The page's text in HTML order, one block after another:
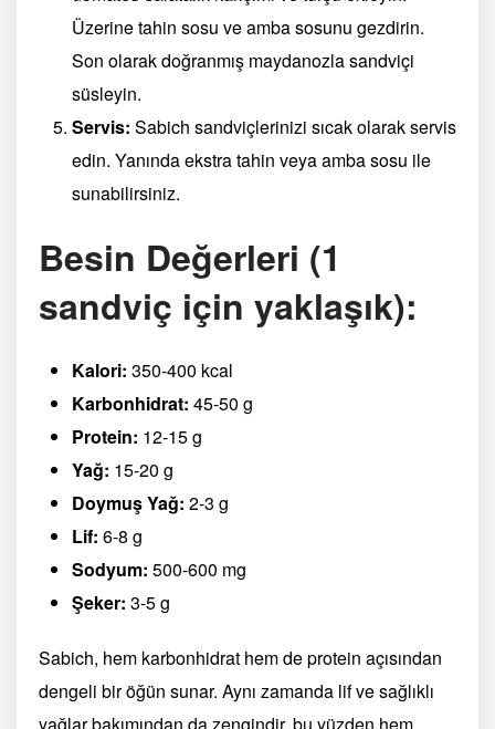
Üzerine tahin sosu ve amba sosunu gezdirin.
Son olarak doğranmış maydanozla sandviçi
süsleyin.
Servis: Sabich sandviçlerinizi sıcak olarak servis
edin. Yanında ekstra tahin veya amba sosu ile
sunabilirsiniz.
Besin Değerleri (1
sandviç için yaklaşık):
Kalori: 350-400 kcal
Karbonhidrat: 45-50 g
Protein: 12-15 g
Yağ: 15-20 g
Doymuş Yağ: 2-3 g
Lif: 6-8 g
Sodyum: 500-600 mg
Şeker: 3-5 g
Sabich, hem karbonhidrat hem de protein açısından
dengeli bir öğün sunar. Aynı zamanda lif ve sağlıklı
yağlar bakımından da zengindir, bu yüzden hem